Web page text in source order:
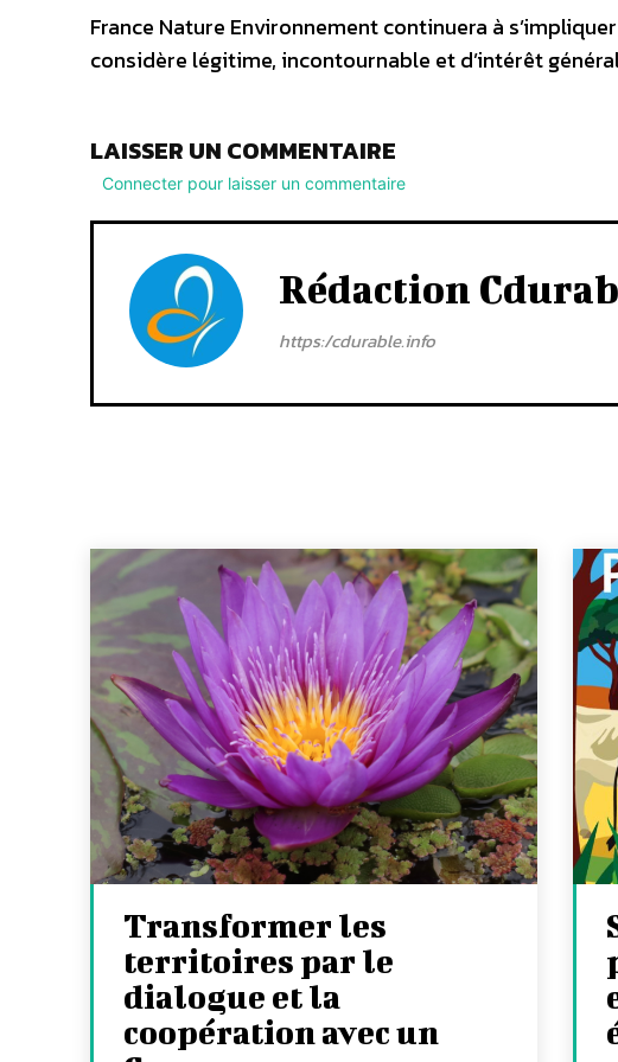
France Nature Environnement continuera à
considère légitime, incontournable et d’intérêt
LAISSER UN COMMENTAIRE
Connecter pour laisser un commentaire
Rédaction
https:/cdurable.info
Transformer les
territoires par le
dialogue et la
coopération avec un